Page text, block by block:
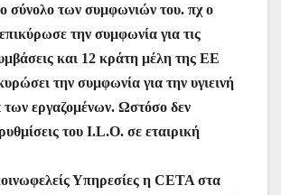
σύνολο των συμφωνιών του. πχ ο
την συμφωνία για τις
και 12 κράτη μέλη της ΕΕ
την συμφωνία για την υγιεινή
των εργαζομένων. Ωστόσο δεν
του I.L.O. σε εταιρική
Υπηρεσίες η CETA στα